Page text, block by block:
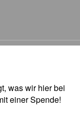
was wir hier bei
einer Spende!